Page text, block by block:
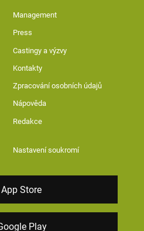
Management
Press
Castingy a výzvy
Kontakty
Zpracování osobních údajů
Nápověda
Redakce
Nastavení soukromí
App Store
Play